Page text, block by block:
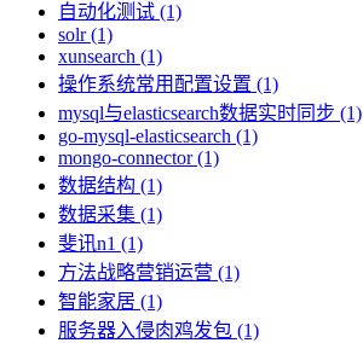
自动化测试 (1)
solr (1)
xunsearch (1)
操作系统常用配置设置 (1)
mysql与elasticsearch数据实时同步 (1)
go-mysql-elasticsearch (1)
mongo-connector (1)
数据结构 (1)
数据采集 (1)
斐讯n1 (1)
方法战略营销运营 (1)
智能家居 (1)
服务器入侵肉鸡发包 (1)